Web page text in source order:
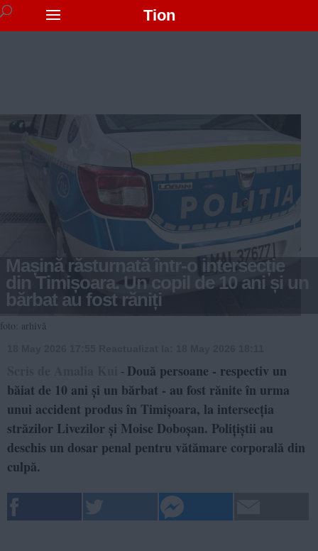
Tion
Mașină răsturnată într-o intersecție
din Timișoara. Un copil de 10 ani și un
bărbat au fost răniți
foto: arhivă
- Două persoane - respectiv un
băiat de 10 ani și un bărbat - au fost rănite în urma
unui accident produs în Timișoara, la intersecția
străzilor Livezilor și Moise Doboșan. Polițiștii au
deschis un dosar penal pentru vătămare corporală din
culpă.